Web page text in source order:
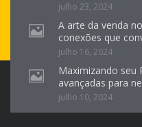
julho 23, 2024
A arte da venda
conexões que
julho 16, 2024
Maximizando seu
avançadas para
julho 10, 2024